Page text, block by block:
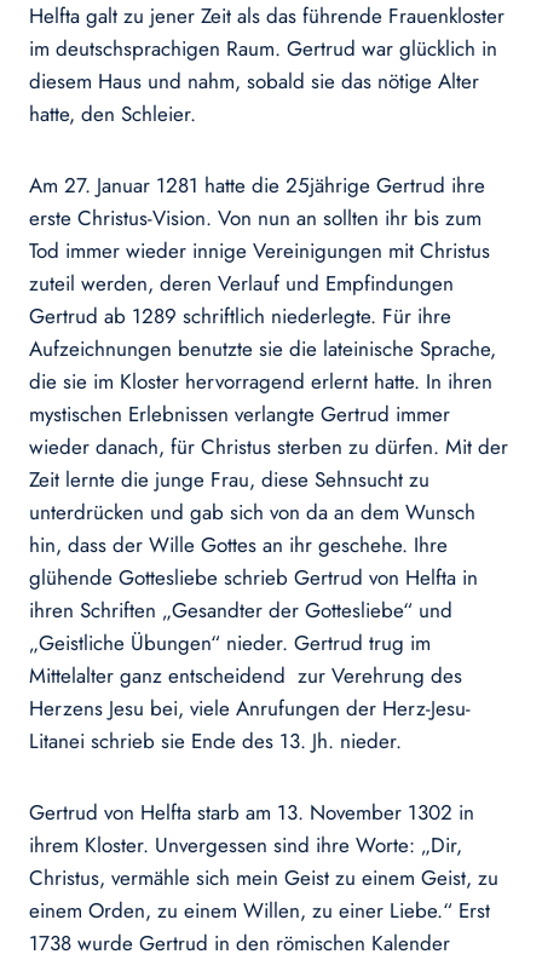
Helfta galt zu jener Zeit als das führende Frauenkloster
im deutschsprachigen Raum. Gertrud war glücklich in
diesem Haus und nahm, sobald sie das nötige Alter
hatte, den Schleier.
Am 27. Januar 1281 hatte die 25jährige Gertrud ihre
erste Christus-Vision. Von nun an sollten ihr bis zum
Tod immer wieder innige Vereinigungen mit Christus
zuteil werden, deren Verlauf und Empfindungen
Gertrud ab 1289 schriftlich niederlegte. Für ihre
Aufzeichnungen benutzte sie die lateinische Sprache,
die sie im Kloster hervorragend erlernt hatte. In ihren
mystischen Erlebnissen verlangte Gertrud immer
wieder danach, für Christus sterben zu dürfen. Mit der
Zeit lernte die junge Frau, diese Sehnsucht zu
unterdrücken und gab sich von da an dem Wunsch
hin, dass der Wille Gottes an ihr geschehe. Ihre
glühende Gottesliebe schrieb Gertrud von Helfta in
ihren Schriften „Gesandter der Gottesliebe“ und
„Geistliche Übungen“ nieder. Gertrud trug im
Mittelalter ganz entscheidend zur Verehrung des
Herzens Jesu bei, viele Anrufungen der Herz-Jesu-
Litanei schrieb sie Ende des 13. Jh. nieder.
Gertrud von Helfta starb am 13. November 1302 in
ihrem Kloster. Unvergessen sind ihre Worte: „Dir,
Christus, vermähle sich mein Geist zu einem Geist, zu
einem Orden, zu einem Willen, zu einer Liebe.“ Erst
1738 wurde Gertrud in den römischen Kalender